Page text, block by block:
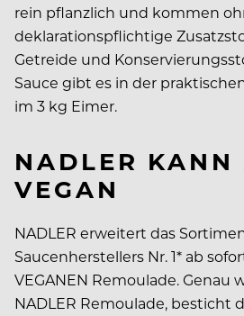
rein pflanzlich und kommen
deklarationspflichtige
Getreide und
Sauce gibt es in der
im 3 kg Eimer.
NADLER KANN
VEGAN
NADLER erweitert das
Saucenherstellers Nr. 1* ab
VEGANEN Remoulade. Genau
NADLER Remoulade, besticht